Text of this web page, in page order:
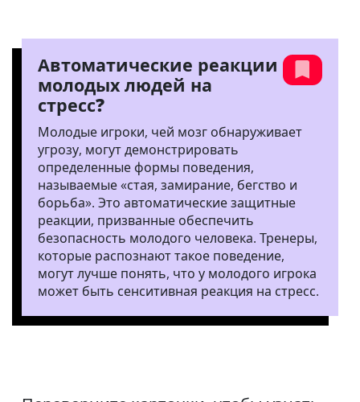
Автоматические реакции
молодых людей на
стресс?
Молодые игроки, чей мозг обнаруживает
угрозу, могут демонстрировать
определенные формы поведения,
называемые «стая, замирание, бегство и
борьба». Это автоматические защитные
реакции, призванные обеспечить
безопасность молодого человека. Тренеры,
которые распознают такое поведение,
могут лучше понять, что у молодого игрока
может быть сенситивная реакция на стресс.